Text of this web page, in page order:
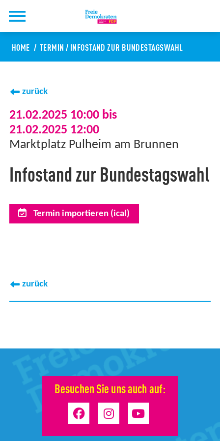
HOME TERMIN /INFOSTAND ZUR BUNDESTAGSWAHL
zurück
21.02.2025 10:00 bis
21.02.2025 12:00
Marktplatz Pulheim am Brunnen
Infostand zur Bundestagswahl
Termin importieren (ical)
zurück
Besuchen Sie uns auch auf: